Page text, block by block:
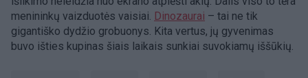
menininkų vaizduotės vaisiai. Dinozaurai – tai ne tik
gigantiško dydžio grobuonys. Kita vertus, jų gyvenimas
buvo išties kupinas šiais laikais sunkiai suvokiamų iššūkių.